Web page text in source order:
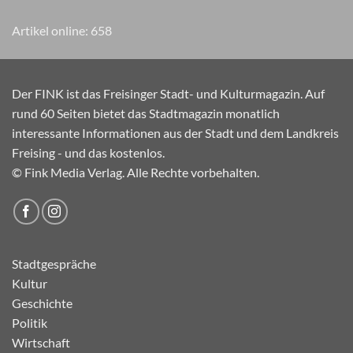
Artikel online: 658
Der FINK ist das Freisinger Stadt- und Kulturmagazin. Auf
rund 60 Seiten bietet das Stadtmagazin monatlich
interessante Informationen aus der Stadt und dem Landkreis
Freising - und das kostenlos.
© Fink Media Verlag. Alle Rechte vorbehalten.
Stadtgespräche
Kultur
Geschichte
Politik
Wirtschaft